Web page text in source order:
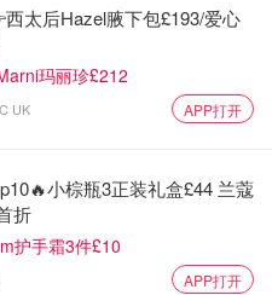
放飞气球表达悼念，母亲在
并回忆女儿是一个善良体
在另一个世界安好。
太后Hazel腋下包£193/爱心
玛丽珍£212
UK APP打开
小棕瓶3正装礼盒£44 兰蔻
折
护手霜3件£10
APP打开